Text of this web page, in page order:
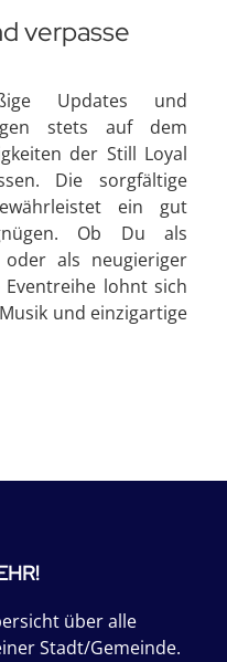
verpasse
Updates und
stets auf dem
der Still Loyal
Die sorgfältige
ein gut
Ob Du als
oder als neugieriger
lohnt sich
und einzigartige
über alle
Stadt/Gemeinde.